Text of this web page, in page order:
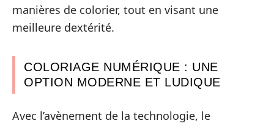
manières de colorier, tout en visant une
meilleure dextérité.
COLORIAGE NUMÉRIQUE : UNE
OPTION MODERNE ET LUDIQUE
Avec l’avènement de la technologie, le